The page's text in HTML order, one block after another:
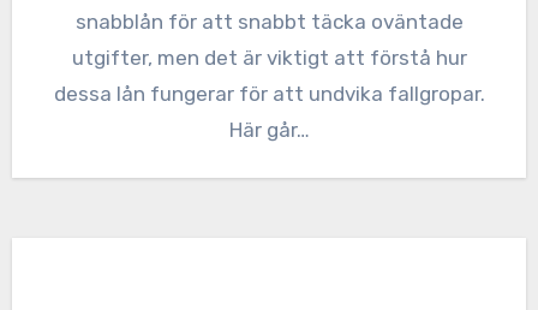
snabblån för att snabbt täcka oväntade
utgifter, men det är viktigt att förstå hur
dessa lån fungerar för att undvika fallgropar.
Här går…